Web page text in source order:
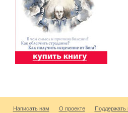
Написать нам О проекте Поддержать